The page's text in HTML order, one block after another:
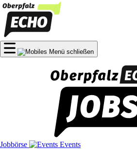
Jobbörse Events